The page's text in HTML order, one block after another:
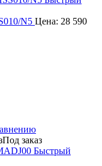
N5 Цена: 28 590
Под заказ
Быстрый